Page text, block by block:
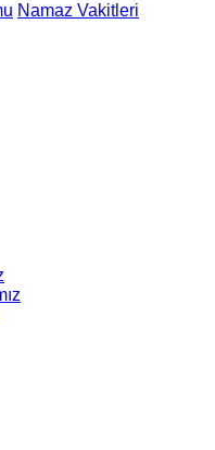
Namaz Vakitleri